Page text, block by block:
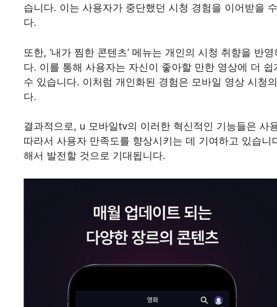
습니다. 이는 사용자가 중단했던 시청 경험을 이어받을
다.
또한, ‘내가 찜한 콘텐츠’ 메뉴는 개인의 시청 취향을 반
다. 이를 통해 사용자는 자신이 좋아할 만한 영상에 더
수 있습니다. 이처럼 개인화된 경험은 모바일 영상 시청
다.
결과적으로, u 모바일tv의 이러한 혁신적인 기능들은 사
따라서 사용자 만족도를 향상시키는 데 기여하고 있습
해서 발전할 것으로 기대됩니다.